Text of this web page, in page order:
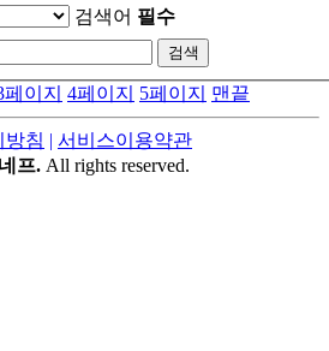
검색어 필수
페이지 4페이지 5페이지 맨끝
방침 | 서비스이용약관
프. All rights reserved.